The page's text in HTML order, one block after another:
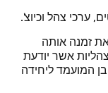
ערכי צהל וכיוצ'.
זמנה אותה
הסייבר הצהליות אשר יודעת
המועמד ליחידה